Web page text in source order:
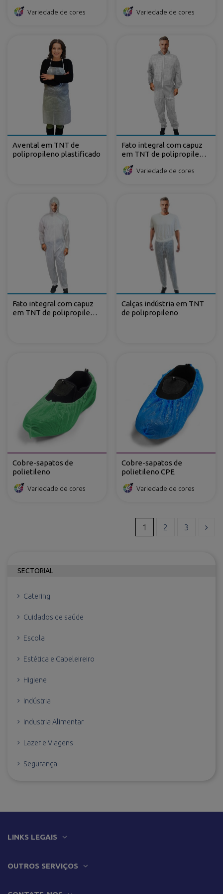
Variedade de cores Variedade de cores
Avental em TNT de
polipropileno plastificado
Fato integral com capuz
em TNT de polipropileno
Variedade de cores
Fato integral com capuz
em TNT de polipropileno
Calças indústria em TNT
de polipropileno
Cobre-sapatos de
polietileno
Variedade de cores
Cobre-sapatos de
polietileno CPE
Variedade de cores
1 2 3
SECTORIAL
Catering
Cuidados de saúde
Escola
Estética e Cabeleireiro
Higiene
Indústria
Industria Alimentar
Lazer e Viagens
Segurança
LINKS LEGAIS
OUTROS SERVIÇOS